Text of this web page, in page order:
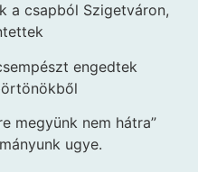
a csapból Szigetváron,
engedtek
megyünk nem hátra”
ugye.